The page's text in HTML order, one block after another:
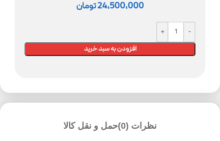
24,500,000تومان
افزودن به سبد خرید
نظرات (0) حمل و نقل کالا